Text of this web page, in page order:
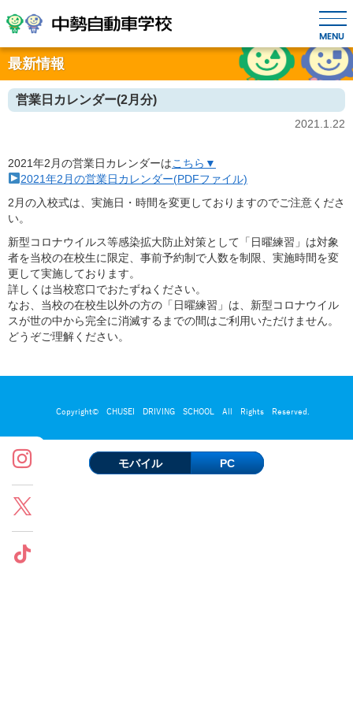
MENU
最新情報
営業日カレンダー(2月分)
2021.1.22
2021年2月の営業日カレンダーはこちら▼
2021年2月の営業日カレンダー(PDFファイル)
2月の入校式は、実施日・時間を変更しておりますのでご注意くださ
い。
新型コロナウイルス等感染拡大防止対策として「日曜練習」は対象
者を当校の在校生に限定、事前予約制で人数を制限、実施時間を変
更して実施しております。
詳しくは当校窓口でおたずねください。
なお、当校の在校生以外の方の「日曜練習」は、新型コロナウイル
スが世の中から完全に消滅するまでの間はご利用いただけません。
どうぞご理解ください。
Copyright© CHUSEI DRIVING SCHOOL All Rights Reserved.
モバイル PC